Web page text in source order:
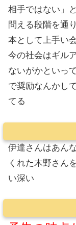
相手ではない」
問える段階を通
本として上手い
今の社会はギル
ないがかといっ
で奨励なんかし
てる
伊達さんはあん
くれた木野さん
い深い